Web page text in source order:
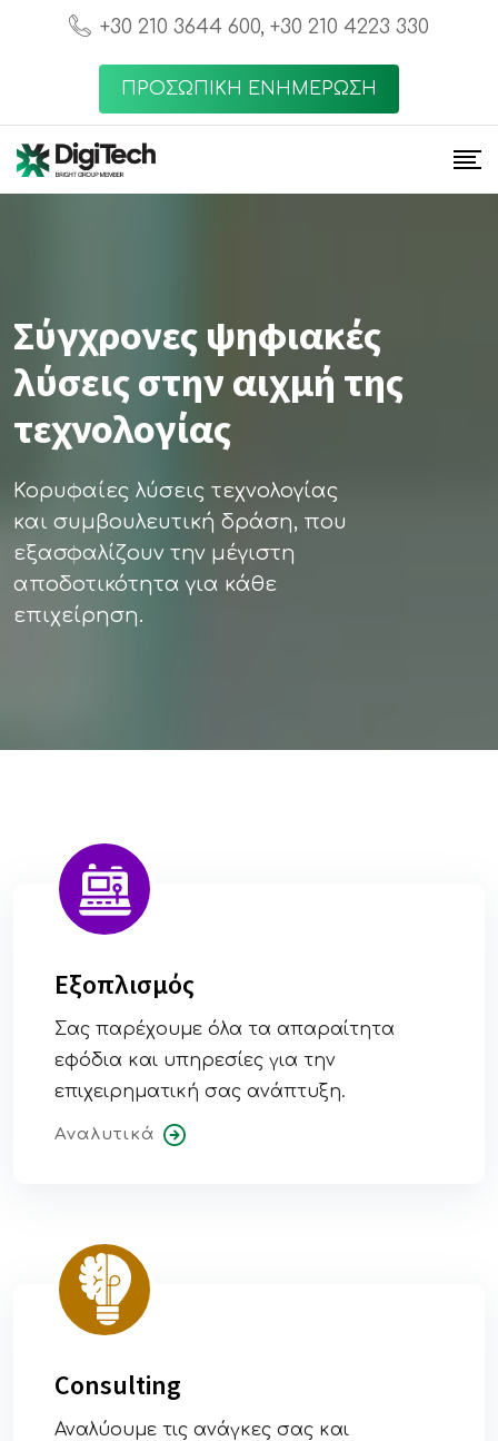
+30 210 3644 600, +30 210 4223 330
ΠΡΟΣΩΠΙΚΗ ΕΝΗΜΕΡΩΣΗ
Σύγχρονες ψηφιακές
λύσεις στην αιχμή της
τεχνολογίας
Κορυφαίες λύσεις τεχνολογίας
και συμβουλευτική δράση, που
εξασφαλίζουν την μέγιστη
αποδοτικότητα για κάθε
επιχείρηση.
Εξοπλισμός
Σας παρέχουμε όλα τα απαραίτητα
εφόδια και υπηρεσίες για την
επιχειρηματική σας ανάπτυξη.
Αναλυτικά
Consulting
Αναλύουμε τις ανάγκες σας και